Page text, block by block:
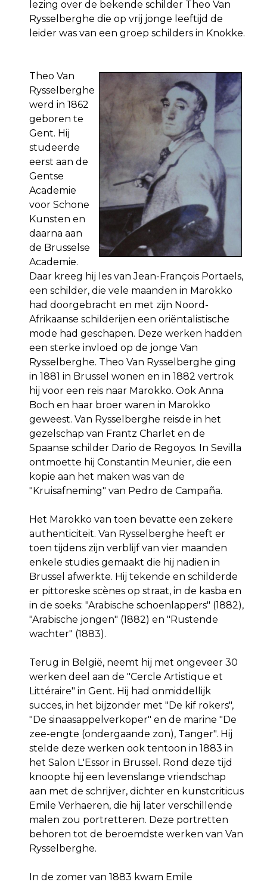
lezing over de bekende schilder Theo Van
Rysselberghe die op vrij jonge leeftijd de
leider was van een groep schilders in Knokke.
Theo Van
Rysselberghe
werd in 1862
geboren te
Gent. Hij
studeerde
eerst aan de
Gentse
Academie
voor Schone
Kunsten en
daarna aan
de Brusselse
Academie.
Daar kreeg hij les van Jean-François Portaels,
een schilder, die vele maanden in Marokko
had doorgebracht en met zijn Noord-
Afrikaanse schilderijen een oriëntalistische
mode had geschapen. Deze werken hadden
een sterke invloed op de jonge Van
Rysselberghe. Theo Van Rysselberghe ging
in 1881 in Brussel wonen en in 1882 vertrok
hij voor een reis naar Marokko. Ook Anna
Boch en haar broer waren in Marokko
geweest. Van Rysselberghe reisde in het
gezelschap van Frantz Charlet en de
Spaanse schilder Dario de Regoyos. In Sevilla
ontmoette hij Constantin Meunier, die een
kopie aan het maken was van de
"Kruisafneming" van Pedro de Campaña.
Het Marokko van toen bevatte een zekere
authenticiteit. Van Rysselberghe heeft er
toen tijdens zijn verblijf van vier maanden
enkele studies gemaakt die hij nadien in
Brussel afwerkte. Hij tekende en schilderde
er pittoreske scènes op straat, in de kasba en
in de soeks: "Arabische schoenlappers" (1882),
"Arabische jongen" (1882) en "Rustende
wachter" (1883).
Terug in België, neemt hij met ongeveer 30
werken deel aan de "Cercle Artistique et
Littéraire" in Gent. Hij had onmiddellijk
succes, in het bijzonder met "De kif rokers",
"De sinaasappelverkoper" en de marine "De
zee-engte (ondergaande zon), Tanger". Hij
stelde deze werken ook tentoon in 1883 in
het Salon L'Essor in Brussel. Rond deze tijd
knoopte hij een levenslange vriendschap
aan met de schrijver, dichter en kunstcriticus
Emile Verhaeren, die hij later verschillende
malen zou portretteren. Deze portretten
behoren tot de beroemdste werken van Van
Rysselberghe.
In de zomer van 1883 kwam Emile